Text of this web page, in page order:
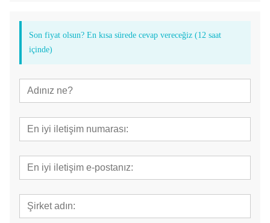
Son fiyat olsun? En kısa sürede cevap vereceğiz (12 saat
içinde)